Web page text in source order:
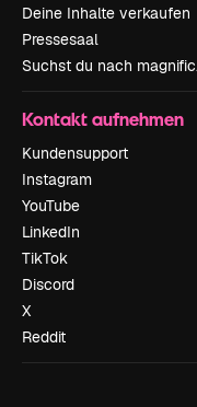
Deine Inhalte verkaufen
Pressesaal
Suchst du nach
Kontakt aufnehmen
Kundensupport
Instagram
YouTube
LinkedIn
TikTok
Discord
X
Reddit